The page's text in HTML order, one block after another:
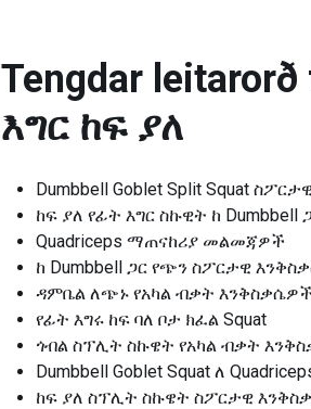
Tengdar
እግር ከፍ ያለ
Dumbbell Goblet Split Squat
ከፍ ያለ የፊት እግር ስኩዊት ከ Dumbbell
Quadriceps ማጠናከሪያ መልመጃዎች
ከ Dumbbell ጋር የጭን ስፖርታዊ
ዳምቤል ለጭኑ የአካል ብቃት እንቅስቃሴዎች
የፊት እግሩ ከፍ ባለ ቦታ ክፈል Squat
ጎብል ስፕሊት ስኩዌት የአካል ብቃት
Dumbbell Goblet Squat ለ
ከፍ ያለ ስፕሊት ስኩዌት ስፖርታዊ